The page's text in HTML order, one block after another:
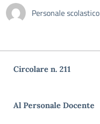
Personale scolastico
Circolare n. 211
Al Personale Docente